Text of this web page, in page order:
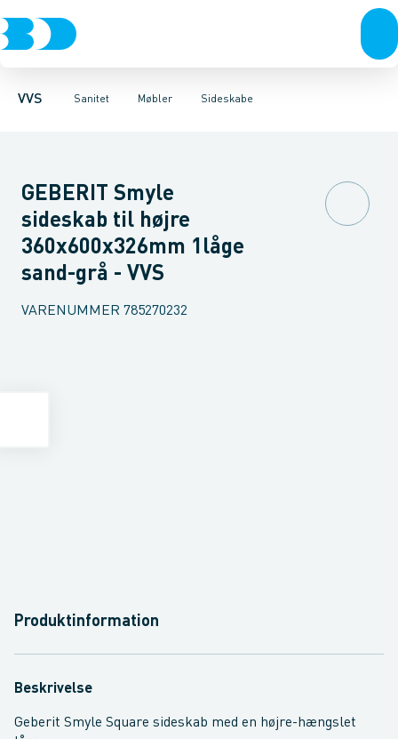
VVS Sanitet
Rør & fittingsPressfittings & rørKuglehaner & ventiler
Møbler
Toiletter, sæder og cisterner VaskeArmaturer
Sideskabe
Møbelsæt & pakkerUnderskabeHøjskabe
GEBERIT Smyle
sideskab til højre
360x600x326mm 1låge
sand-grå - VVS
VARENUMMER 785270232
Produktinformation
Beskrivelse
Geberit Smyle Square sideskab med en højre-hængslet